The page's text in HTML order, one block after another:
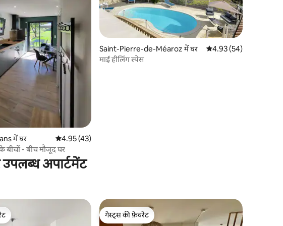
में घर औसत रेटिंग 5 में से 4.95, 43 समीक्षाएँ
4.95 (43)
बीचों - बीच मौजूद घर
Saint-Pierre-de-Méaroz में घर औसत रेटिंग 5 में से 4.93,
4.93 (54)
माई हीलिंग स्पेस
अपार्टमेंट
गेस्ट्स की फ़ेवरेट
गेस्ट्स की फ़ेवरेट